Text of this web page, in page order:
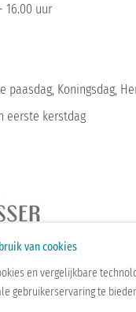
16.00 uur
paasdag, Koningsdag,
eerste kerstdag
van cookies
en vergelijkbare
gebruikerservaring te